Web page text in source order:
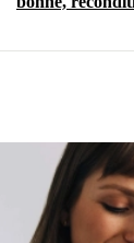
Recevoir offres et
par mail